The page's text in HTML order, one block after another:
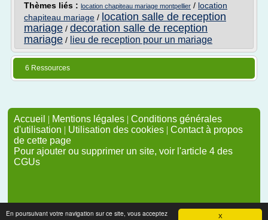
X
En poursuivant votre navigation sur ce site, vous acceptez
Thèmes liés : location chapiteau mariage montpellier / location
chapiteau mariage / location salle de reception
mariage / decoration salle de reception
mariage / lieu de reception pour un mariage
6 Ressources
Accueil | Mentions légales | Conditions générales
d'utilisation | Utilisation des cookies | Contact à propos
de cette page
Pour ajouter ou supprimer un site, voir l'article 4 des
CGUs